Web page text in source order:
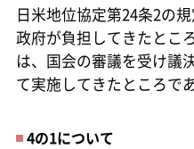
日米地位協定第24条2の
政府が負担してきたとこ
は、国会の審議を受け議
て実施してきたところであ
4の1について